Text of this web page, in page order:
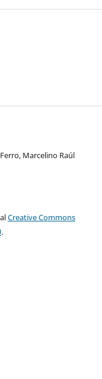
Marcelino Raúl
Creative Commons
.